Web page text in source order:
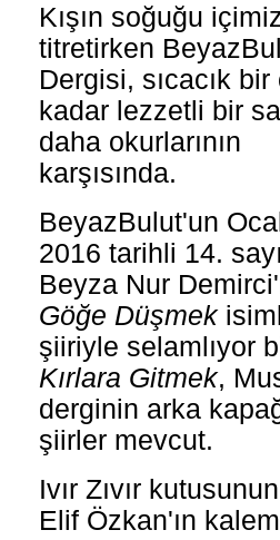
Kışın soğuğu
titretirken
Dergisi, sıcacık
kadar lezzetli bir
daha okurlarının
karşısında.
BeyazBulut'un
2016 tarihli 14.
Beyza Nur
Göğe Düşmek
şiiriyle selamlıyor
Kırlara Gitmek,
derginin arka
şiirler mevcut.
Ivır Zıvır
Elif Özkan'ın